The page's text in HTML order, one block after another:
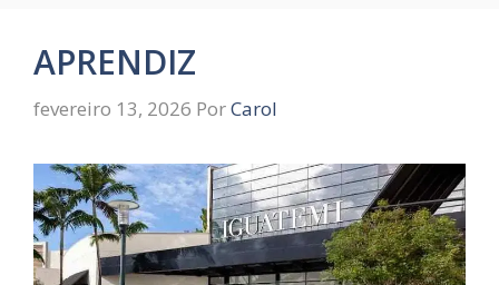
APRENDIZ
fevereiro 13, 2026 PorCarol